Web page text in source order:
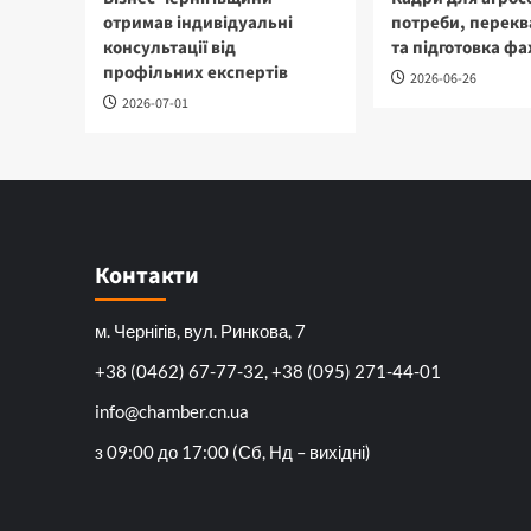
отримав індивідуальні
консультації від
профільних експертів
2026-07-01
потреби,
та підготовка
2026-06-26
Контакти
м. Чернігів, вул. Ринкова, 7
+38 (0462) 67-77-32, +38 (095) 271-44-01
info@chamber.cn.ua
з 09:00 до 17:00 (Сб, Нд – вихідні)